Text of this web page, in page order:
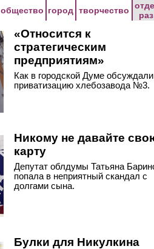
общество город творчество
«Относится к
стратегическим
предприятиям»
Как в городской Думе обсуждали
приватизацию хлебозавода №3.
Никому не давайте
карту
Депутат облдумы Татьяна
попала в неприятный скандал с
долгами сына.
Булки для Никулкина